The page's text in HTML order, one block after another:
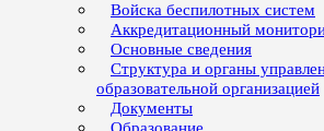
Войска беспилотных систем
Аккредитационный
Основные сведения
Структура и органы
образовательной организацией
Документы